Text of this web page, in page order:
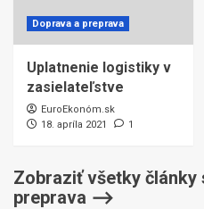
Doprava a preprava
Uplatnenie logistiky v
zasielateľstve
EuroEkonóm.sk
18. apríla 2021
1
Zobraziť všetky články
preprava ⟶